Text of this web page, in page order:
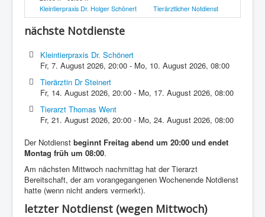
Kleintierpraxis Dr. Holger Schönert
Tierärztlicher Notdienst
nächste Notdienste
Kleintierpraxis Dr. Schönert
Fr, 7. August 2026,20:00 - Mo, 10. August 2026,08:00
Tierärztin Dr Steinert
Fr, 14. August 2026,20:00 - Mo, 17. August 2026,08:00
Tierarzt Thomas Went
Fr, 21. August 2026,20:00 - Mo, 24. August 2026,08:00
Der Notdienst beginnt Freitag abend um 20:00 und endet
Montag früh um 08:00.
Am nächsten Mittwoch nachmittag hat der Tierarzt
Bereitschaft, der am vorangegangenen Wochenende Notdienst
hatte (wenn nicht anders vermerkt).
letzter Notdienst (wegen Mittwoch)